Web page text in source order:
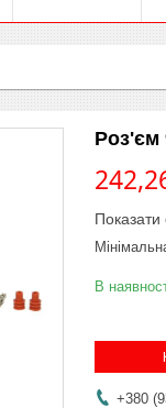
Роз'єм
Показати
В
+380